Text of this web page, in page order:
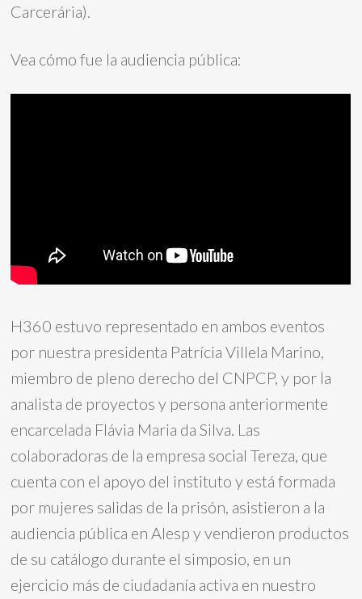
Carcerária).
Vea cómo fue la audiencia pública:
H360 estuvo representado en ambos eventos
por nuestra presidenta Patrícia Villela Marino,
miembro de pleno derecho del CNPCP, y por la
analista de proyectos y persona anteriormente
encarcelada Flávia Maria da Silva. Las
colaboradoras de la empresa social Tereza, que
cuenta con el apoyo del instituto y está formada
por mujeres salidas de la prisón, asistieron a la
audiencia pública en Alesp y vendieron productos
de su catálogo durante el simposio, en un
ejercicio más de ciudadanía activa en nuestro